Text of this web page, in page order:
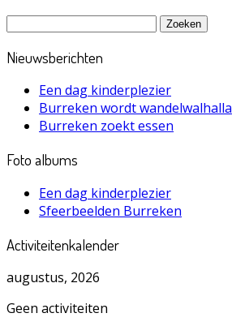
Zoeken
Nieuwsberichten
Een dag kinderplezier
Burreken wordt wandelwalhalla
Burreken zoekt essen
Foto albums
Een dag kinderplezier
Sfeerbeelden Burreken
Activiteitenkalender
augustus, 2026
Geen activiteiten